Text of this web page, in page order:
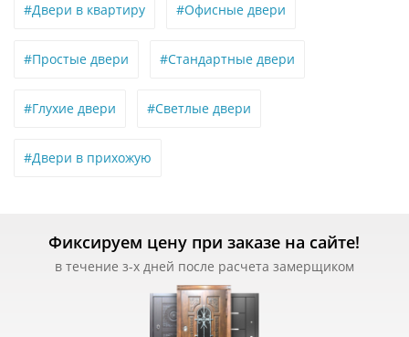
#Двери в квартиру #Офисные двери
#Простые двери #Стандартные двери
#Глухие двери #Светлые двери
#Двери в прихожую
Фиксируем цену при заказе на сайте!
в течение з-х дней после расчета замерщиком